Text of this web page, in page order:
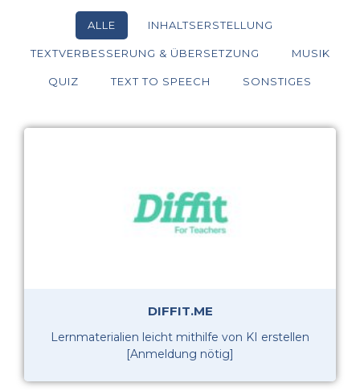
ALLE INHALTSERSTELLUNG
TEXTVERBESSERUNG & ÜBERSETZUNG MUSIK
QUIZ TEXT TO SPEECH SONSTIGES
DIFFIT.ME
Lernmaterialien leicht mithilfe von KI erstellen
[Anmeldung nötig]